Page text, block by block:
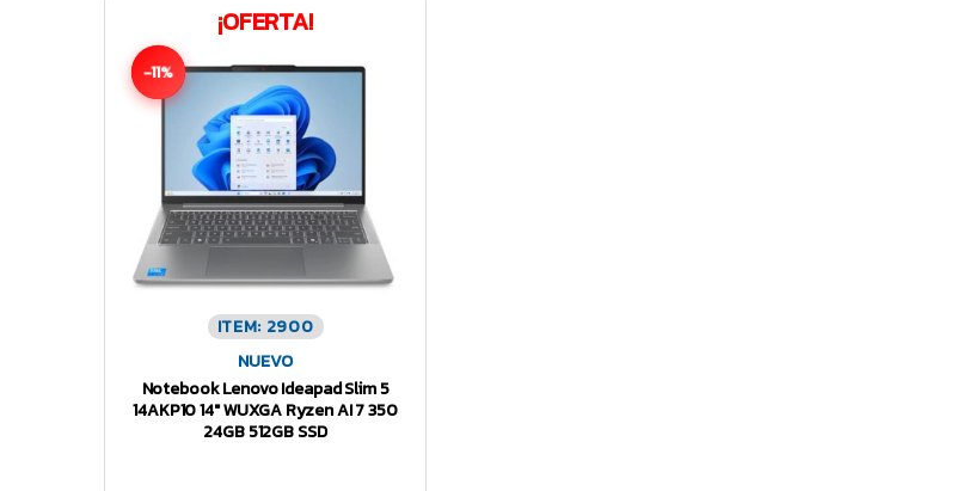
¡OFERTA!
-11%
ITEM: 2900
NUEVO
Notebook Lenovo Ideapad Slim 5
14AKP10 14″ WUXGA Ryzen AI 7 350
24GB 512GB SSD